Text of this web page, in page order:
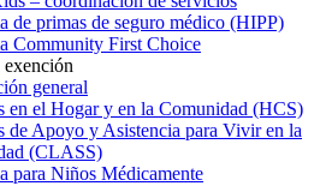
de primas de seguro médico (HIPP)
Community First Choice
exención
general
en el Hogar y en la Comunidad (HCS)
de Apoyo y Asistencia para Vivir en la
(CLASS)
para Niños Médicamente